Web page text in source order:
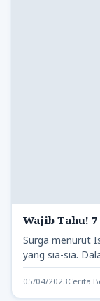
Wajib Tahu!
Surga menurut
yang sia-sia.
05/04/2023Cerita